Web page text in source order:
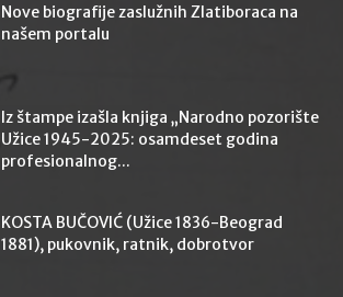
Nove biografije zaslužnih Zlatiboraca na
našem portalu
Iz štampe izašla knjiga „Narodno pozorište
Užice 1945-2025: osamdeset godina
profesionalnog...
KOSTA BUČOVIĆ (Užice 1836-Beograd
1881), pukovnik, ratnik, dobrotvor